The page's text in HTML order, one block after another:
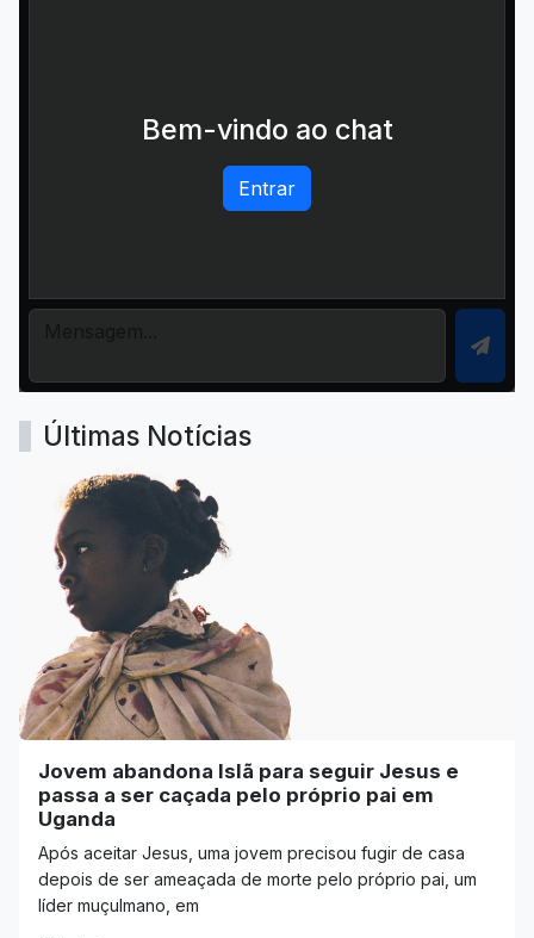
Bem-vindo ao chat
Entrar
Últimas Notícias
Jovem abandona Islã para seguir Jesus e
passa a ser caçada pelo próprio pai em
Uganda
Após aceitar Jesus, uma jovem precisou fugir de casa
depois de ser ameaçada de morte pelo próprio pai, um
líder muçulmano, em